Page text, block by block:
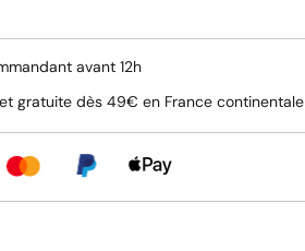
avant 12h
gratuite dès 49€ en France continentale